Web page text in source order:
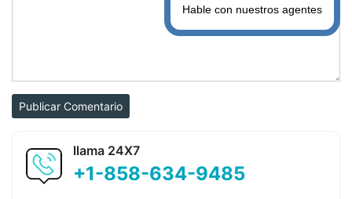
Publicar Comentario
llama 24X7
+1-858-634-9485
Hable con nuestros agentes